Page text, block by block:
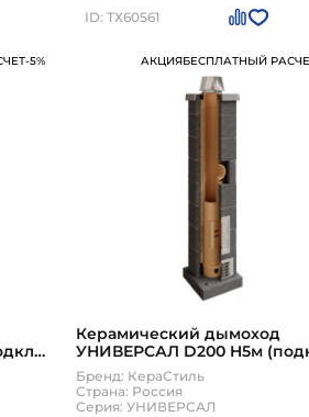
H10м (подкл 90, плита
-5%
ID: ТХ60561
АКЦИЯБЕСПЛАТНЫЙ
Керамический дымоход
УНИВЕРСАЛ D200 H5м
90, плита по месту)
Бренд: КераСтиль
Страна: Россия
Серия: УНИВЕРСАЛ